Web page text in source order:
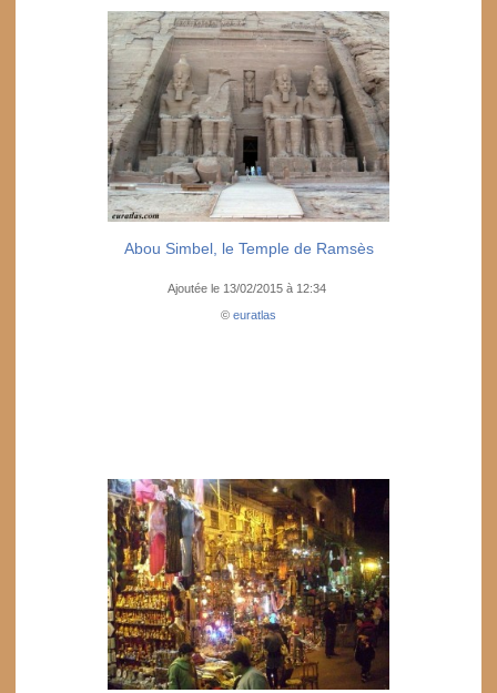
Abou Simbel, le Temple de Ramsès
Ajoutée le 13/02/2015 à 12:34
© euratlas